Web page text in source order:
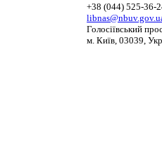
+38 (044) 525-36-
Голосіївський
м. Київ, 03039,